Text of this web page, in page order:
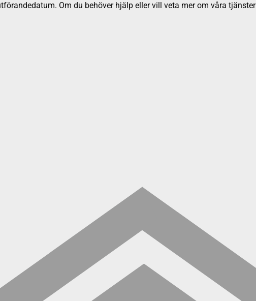
Om du behöver hjälp eller vill veta mer om våra tjänster